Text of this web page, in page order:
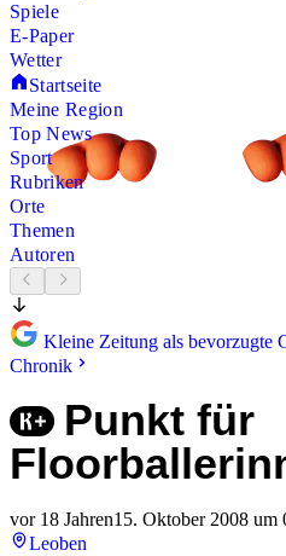
Spiele
E-Paper
Wetter
Startseite
Meine Region
Top News
Sport
Rubriken
Orte
Themen
Autoren
Kleine Zeitung als bevorzugte
Chronik
Punkt für
vor 18 Jahren15. Oktober 2008 um
Leoben